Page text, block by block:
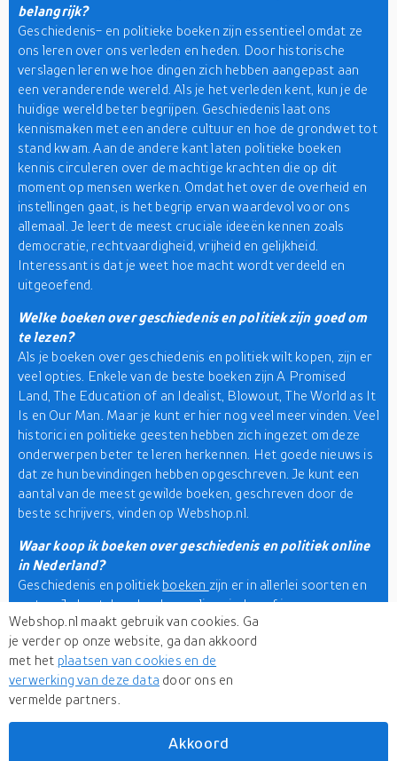
belangrijk?
Geschiedenis- en politieke boeken zijn essentieel omdat ze
ons leren over ons verleden en heden. Door historische
verslagen leren we hoe dingen zich hebben aangepast aan
een veranderende wereld. Als je het verleden kent, kun je de
huidige wereld beter begrijpen. Geschiedenis laat ons
kennismaken met een andere cultuur en hoe de grondwet tot
stand kwam. Aan de andere kant laten politieke boeken
kennis circuleren over de machtige krachten die op dit
moment op mensen werken. Omdat het over de overheid en
instellingen gaat, is het begrip ervan waardevol voor ons
allemaal. Je leert de meest cruciale ideeën kennen zoals
democratie, rechtvaardigheid, vrijheid en gelijkheid.
Interessant is dat je weet hoe macht wordt verdeeld en
uitgeoefend.
Welke boeken over geschiedenis en politiek zijn goed om
te lezen?
Als je boeken over geschiedenis en politiek wilt kopen, zijn er
veel opties. Enkele van de beste boeken zijn A Promised
Land, The Education of an Idealist, Blowout, The World as It
Is en Our Man. Maar je kunt er hier nog veel meer vinden. Veel
historici en politieke geesten hebben zich ingezet om deze
onderwerpen beter te leren herkennen. Het goede nieuws is
dat ze hun bevindingen hebben opgeschreven. Je kunt een
aantal van de meest gewilde boeken, geschreven door de
beste schrijvers, vinden op Webshop.nl.
Waar koop ik boeken over geschiedenis en politiek online
in Nederland?
Geschiedenis en politiek boeken zijn er in allerlei soorten en
maten. Je kunt deze boeken online vinden of in een
plaatselijke boekwinkel. Maar als je je op de markt begeeft,
heb je beperkte opties om uit te kiezen. Bestel je boek dus
liever online. Als je niet zeker weet waar je moet beginnen, is
Webshop.nl de oplossing. Hier hebben we meer dan 500
winkels samengebracht die de beste boeken online verkopen.
Onze zoekmachine heeft een zoekfunctie en filters, zodat u
uw keuze snel kunt beperken.
Webshop.nl maakt gebruik van cookies. Ga
je verder op onze website, ga dan akkoord
met het plaatsen van cookies en de
verwerking van deze data door ons en
vermelde partners.
Akkoord